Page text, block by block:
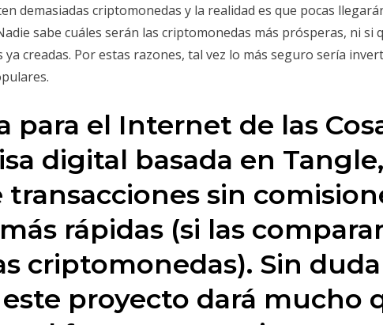
demasiadas criptomonedas y la realidad es que pocas
sabe cuáles serán las criptomonedas más prósperas, ni si
ya creadas. Por estas razones, tal vez lo más seguro sería
para el Internet de las
digital basada en Tangle,
sin
rápidas (si las
criptomonedas). Sin duda
proyecto dará mucho